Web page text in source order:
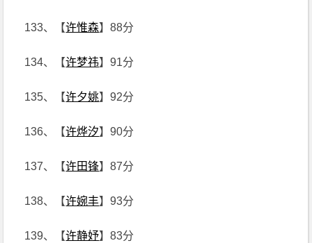
133、【许惟森】88分
134、【许梦祎】91分
135、【许夕姚】92分
136、【许烨汐】90分
137、【许田锋】87分
138、【许婉丰】93分
139、【许静妤】83分